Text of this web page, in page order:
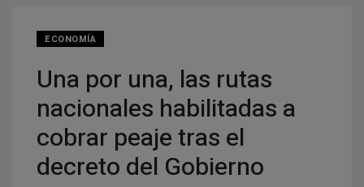
ECONOMÍA
Una por una, las rutas
nacionales habilitadas a
cobrar peaje tras el
decreto del Gobierno